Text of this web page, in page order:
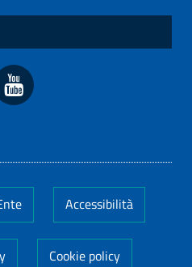
Accessibilità
Cookie policy